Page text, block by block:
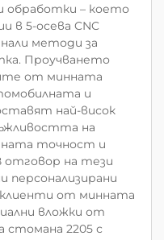
обработки – което
в 5-осева CNC
методи за
Проучването
от минната
и
най-висок
на
точност и
отговор на тези
персонализирани
клиенти от минната
вложки от
стомана 2205 с